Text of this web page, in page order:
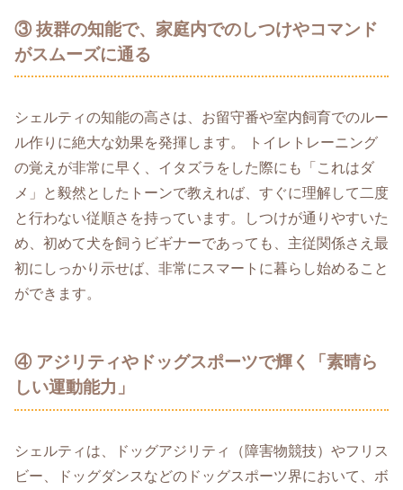
③ 抜群の知能で、家庭内でのしつけやコマンド
がスムーズに通る
シェルティの知能の高さは、お留守番や室内飼育でのルー
ル作りに絶大な効果を発揮します。 トイレトレーニング
の覚えが非常に早く、イタズラをした際にも「これはダ
メ」と毅然としたトーンで教えれば、すぐに理解して二度
と行わない従順さを持っています。しつけが通りやすいた
め、初めて犬を飼うビギナーであっても、主従関係さえ最
初にしっかり示せば、非常にスマートに暮らし始めること
ができます。
④ アジリティやドッグスポーツで輝く「素晴ら
しい運動能力」
シェルティは、ドッグアジリティ（障害物競技）やフリス
ビー、ドッグダンスなどのドッグスポーツ界において、ボ